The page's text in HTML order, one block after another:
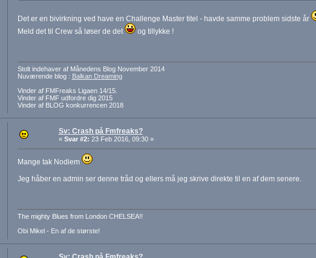
Det er en bivirkning ved have en Challenge Master titel - havde samme problem sidste år
Meld det til Crew så løser de det
og tillykke !
Stolt indehaver af Månedens Blog November 2014
Nuværende blog : Balkan Dreaming
Vinder af FMFreaks Ligaen 14/15.
Vinder af FMF udfordre dig 2015
Vinder af BLOG konkurrencen 2018
Sv: Crash på Fmfreaks?
« Svar #2: 23 Feb 2016, 09:30 »
Mange tak Nodiem
Jeg håber en admin ser denne tråd og ellers må jeg skrive direkte til en af dem senere.
The mighty Blues from London CHELSEA!!
Obi Mikel - En af de største!